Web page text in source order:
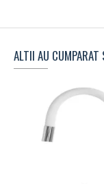
ALTII AU CUMPARAT